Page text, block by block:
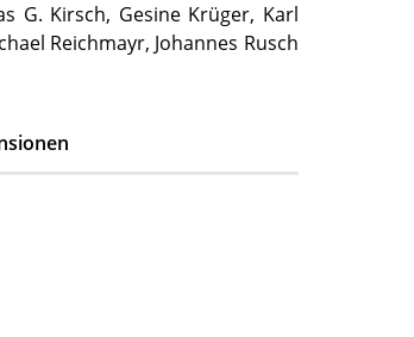
G. Kirsch, Gesine Krüger, Karl
Reichmayr, Johannes Rusch